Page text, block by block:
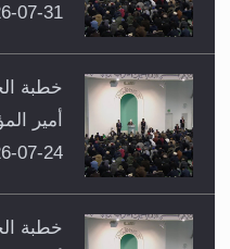
31-07-2026
خطبة
أمير
24-07-2026
خطبة